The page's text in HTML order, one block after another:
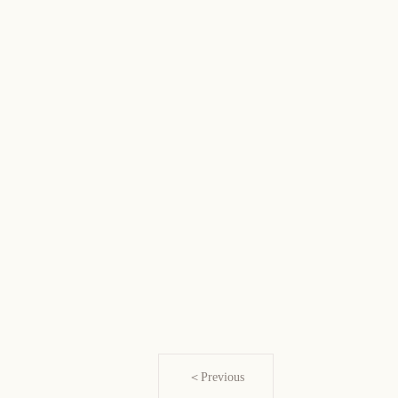
＜Previous